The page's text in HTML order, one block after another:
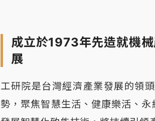
成立於1973年先造就機
展
工研院是台灣經濟產業發展的領
勢，聚焦智慧生活、健康樂活、